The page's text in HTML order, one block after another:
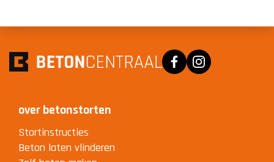
FacebookInstagram
over betonstorten
Stortinstructies
Beton laten vlinderen